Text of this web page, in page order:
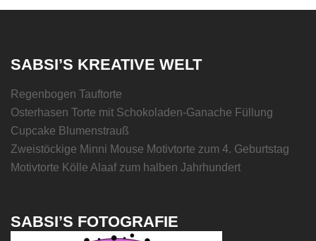
SABSI’S KREATIVE WELT
Regenbogen Tauftorte
Osterhasen Torte mit Schokoladen-Ganache Füllung
Cupcake Blumenstrauß
Zweistöckige Minni Mouse Motivtorte zum 4. Geburtstag
Motivtorte Kölle Alaaf zum halben Jahrhundert
SABSI’S FOTOGRAFIE